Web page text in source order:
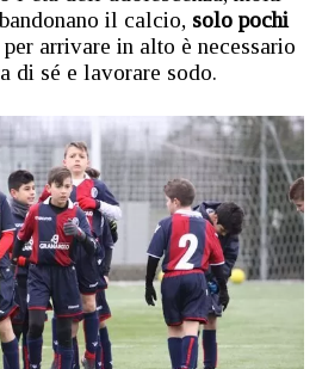
il calcio, solo pochi
arrivare in alto è necessario
di sé e lavorare sodo.